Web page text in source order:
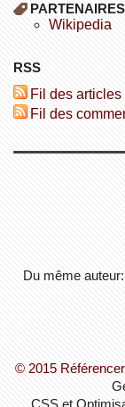
PARTENAIRES
wikipedia
RSS
Fil des articles
Fil des
Du même auteur:
© 2015
CSS et